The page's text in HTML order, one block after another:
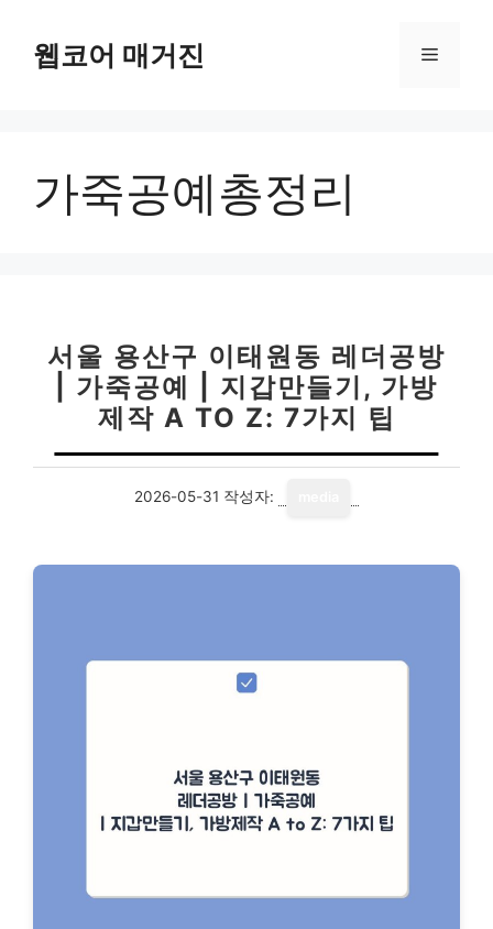
웹코어 매거진 메
가죽공예총정리
서울 용산구 이태원동 레더공방
| 가죽공예 | 지갑만들기, 가방
제작 A TO Z: 7가지 팁
2026-05-31 작성자: